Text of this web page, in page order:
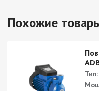
Похожие
Тип: